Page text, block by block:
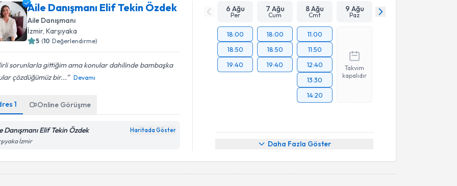
Aile Danışmanı Elif Tekin Özdek
Aile Danışmanı
İzmir, Karşıyaka
5 (10 Değerlendirme)
sorunlarla gittiğim ama konular dahilinde bambaşka
çözdüğümüz bir...
Devamı
1 Online Görüşme
Danışmanı Elif Tekin Özdek Haritada Göster
İzmir
6 Ağu
Per
7 Ağu
Cum
8 Ağu
Cmt
9 Ağu
Paz
18:00
18:50
19:40
18:00
18:50
19:40
11:00
11:50
12:40
13:30
14:20
Takvim
kapalıdır
Daha Fazla Göster